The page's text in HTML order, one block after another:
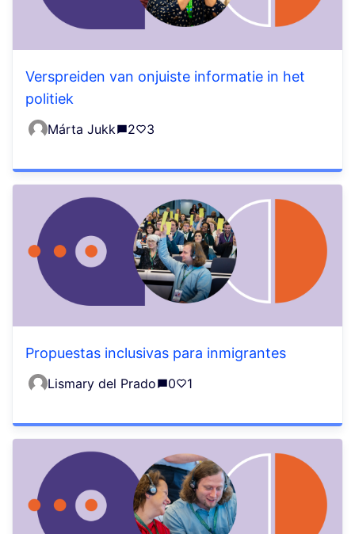
Verspreiden van onjuiste informatie in het
politiek
Márta Jukk 2 3
Propuestas inclusivas para inmigrantes
Lismary del Prado 0 1